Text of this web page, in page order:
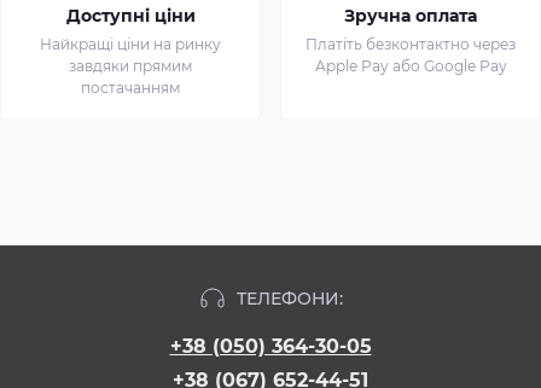
Доступні ціни
Найкращі ціни на ринку
завдяки прямим
постачанням
Зручна оплата
Платіть безконтактно через
Apple Pay або Google Pay
ТЕЛЕФОНИ:
+38 (050) 364-30-05
+38 (067) 652-44-51